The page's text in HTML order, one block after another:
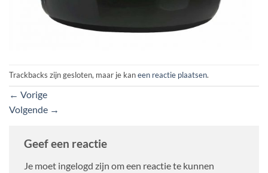
Trackbacks zijn gesloten, maar je kaneen reactie plaatsen.
← Vorige
Volgende →
Geef een reactie
Je moet ingelogd zijn om een reactie te kunnen